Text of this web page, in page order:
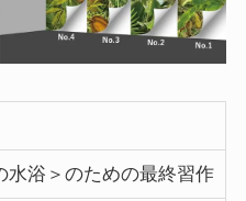
水浴＞のための最終習作